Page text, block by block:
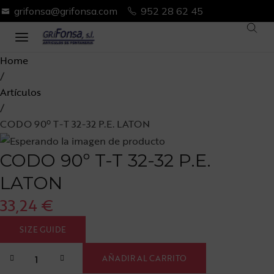
grifonsa@grifonsa.com 952 28 62 45
Home
/
Artículos
/
CODO 90º T-T 32-32 P.E. LATON
CODO 90º T-T 32-32 P.E.
LATON
33,24 €
SIZE GUIDE
AÑADIR AL CARRITO